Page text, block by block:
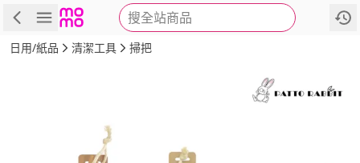
搜全站商品
商品 評價 詳情
日用/紙品 清潔工具 掃把